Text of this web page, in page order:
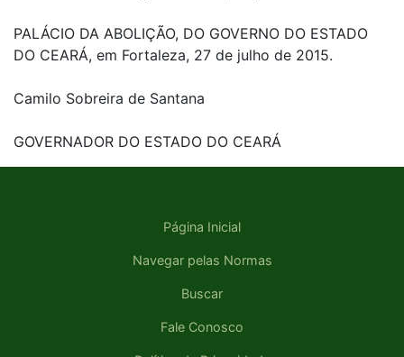
PALÁCIO DA ABOLIÇÃO, DO GOVERNO DO ESTADO
DO CEARÁ, em Fortaleza, 27 de julho de 2015.
Camilo Sobreira de Santana
GOVERNADOR DO ESTADO DO CEARÁ
Página Inicial
Navegar pelas Normas
Buscar
Fale Conosco